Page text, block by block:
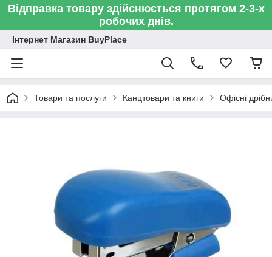
Відправка товару здійснюється протягом 2-3-х
робочих днів.
Інтернет Магазин BuyPlace
Товари та послуги Канцтовари та книги Офісні